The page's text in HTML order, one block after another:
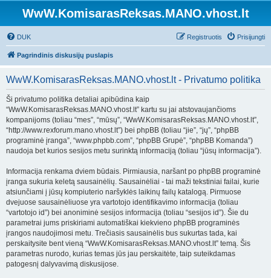
WwW.KomisarasReksas.MANO.vhost.lt
DUK Prisijungti
Registruotis
Pagrindinis diskusijų puslapis
WwW.KomisarasReksas.MANO.vhost.lt - Privatumo politika
Ši privatumo politika detaliai apibūdina kaip
“WwW.KomisarasReksas.MANO.vhost.lt” kartu su jai atstovaujančioms
kompanijoms (toliau “mes”, “mūsų”, “WwW.KomisarasReksas.MANO.vhost.lt”,
“http://www.rexforum.mano.vhost.lt”) bei phpBB (toliau “jie”, “jų”, “phpBB
programinė įranga”, “www.phpbb.com”, “phpBB Grupė”, “phpBB Komanda”)
naudoja bet kurios sesijos metu surinktą informaciją (toliau “jūsų informacija”).
Informacija renkama dviem būdais. Pirmiausia, naršant po phpBB programinė
įranga sukuria keletą sausainėlių. Sausainėliai - tai maži tekstiniai failai, kurie
atsiunčiami į jūsų kompiuterio naršyklės laikinų failų katalogą. Pirmuose
dvejuose sausainėliuose yra vartotojo identifikavimo informacija (toliau
“vartotojo id”) bei anoniminė sesijos informacija (toliau “sesijos id”). Šie du
parametrai jums priskiriami automatiškai kiekvieno phpBB programinės
įrangos naudojimosi metu. Trečiasis sausainėlis bus sukurtas tada, kai
perskaitysite bent vieną “WwW.KomisarasReksas.MANO.vhost.lt” temą. Šis
parametras nurodo, kurias temas jūs jau perskaitėte, taip suteikdamas
patogesnį dalyvavimą diskusijose.